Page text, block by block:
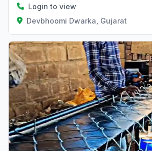
Login to view
Devbhoomi Dwarka, Gujarat